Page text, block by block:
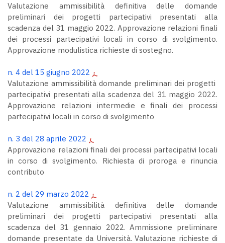
Valutazione ammissibilità definitiva delle domande
preliminari dei progetti partecipativi presentati alla
scadenza del 31 maggio 2022. Approvazione relazioni finali
dei processi partecipativi locali in corso di svolgimento.
Approvazione modulistica richieste di sostegno.
n. 4 del 15 giugno 2022
Valutazione ammissibilità domande preliminari dei progetti
partecipativi presentati alla scadenza del 31 maggio 2022.
Approvazione relazioni intermedie e finali dei processi
partecipativi locali in corso di svolgimento
n. 3 del 28 aprile 2022
Approvazione relazioni finali dei processi partecipativi locali
in corso di svolgimento. Richiesta di proroga e rinuncia
contributo
n. 2 del 29 marzo 2022
Valutazione ammissibilità definitiva delle domande
preliminari dei progetti partecipativi presentati alla
scadenza del 31 gennaio 2022. Ammissione preliminare
domande presentate da Università. Valutazione richieste di